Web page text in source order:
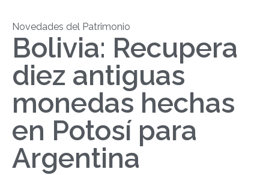
Novedades del Patrimonio
Bolivia: Recupera
diez antiguas
monedas hechas
en Potosí para
Argentina